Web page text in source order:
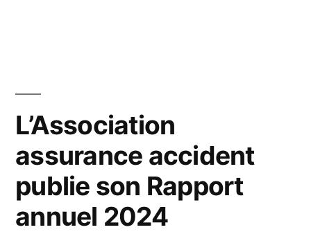
décès
en
2024 »
L’Association
assurance accident
publie son Rapport
annuel 2024